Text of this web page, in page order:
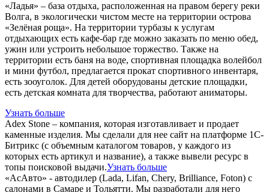
«Ладья» – база отдыха, расположенная на правом берегу реки
Волга, в экологически чистом месте на территории острова
«Зелёная роща». На территории турбазы к услугам
отдыхающих есть кафе-бар где можно заказать по меню обед,
ужин или устроить небольшое торжество. Также на
территории есть баня на воде, спортивная площадка волейбол
и мини футбол, предлагается прокат спортивного инвентаря,
есть зооуголок. Для детей оборудованы детские площадки,
есть детская комната для творчества, работают аниматоры.
Узнать больше
Adex Stone – компания, которая изготавливает и продает
каменные изделия. Мы сделали для нее сайт на платформе 1С-
Битрикс (с объемным каталогом товаров, у каждого из
которых есть артикул и название), а также вывели ресурс в
топы поисковой выдачи.Узнать больше
«АсАвто» - автодилер (Lada, Lifan, Chery, Brilliance, Foton) с
салонами в Самаре и Тольятти. Мы разработали для него